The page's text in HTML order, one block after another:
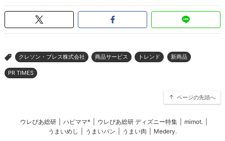
> クレソン・ブレス株式会社 商品サービス トレンド 新商品
PR TIMES
ページの先頭へ
ウレぴあ総研 ハピママ* ウレぴあ総研 ディズニー特集 mimot.
うまいめし
うまいパン うまい肉 Medery.